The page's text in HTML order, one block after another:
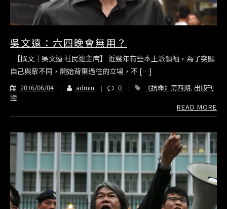
吳文遠：六四晚會無用？
【撰文｜吳文遠 社民連主席】 近幾年有些本土派領袖，為了突顯
自己與眾不同，開始背棄過往的立場，不 […]
2016/06/04 admin 0 《抗命》第四期, 出版刊
物
READ MORE